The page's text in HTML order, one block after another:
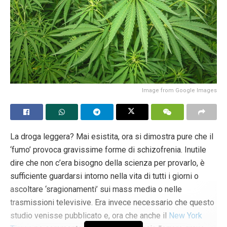
mamma ha visto un’attenzione più significativa negli ultimi
anni. L’anno scorso, ad esempio, come riportato da
Breitbart News, Calvin Klein ha realizzato una campagna
per la festa della mamma che mostrava un “uomo trans”
incinto. Il marchio di moda ha voluto sottolineare la “realtà
delle nuove famiglie” come omaggio alla Festa della
La campagna ha messo in evidenza Roberto Bete, una star
femmina a maschio e che era incinta durante il servizio
fotografico. La serie di immagini ritrae Bete, a torso nudo,
che rivela il suo pancione e le cicatrici dell’intervento di
chirurgia superiore, insieme alla sua compagna, Erika
Fernandes, una tatuatrice.
Per quanto tempo dovremo subire questa follia? La verità
Image from Google Images
La droga leggera? Mai esistita, ora si dimostra pure che il
‘fumo’ provoca gravissime forme di schizofrenia. Inutile
dire che non c’era bisogno della scienza per provarlo, è
sufficiente guardarsi intorno nella vita di tutti i giorni o
ascoltare ‘sragionamenti’ sui mass media o nelle
trasmissioni televisive. Era invece necessario che questo
studio venisse pubblicato e, ora che anche il New York